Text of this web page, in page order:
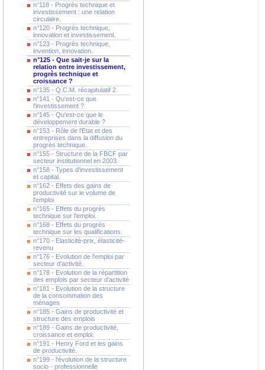
n°118 - Progrès technique et
investissement : une relation
circulaire.
n°120 - Progrès technique,
innovation et investissement.
n°123 - Progrès technique,
invention, innovation.
n°125 - Que sait-je sur la
relation entre investissement,
progrès technique et
croissance ?
n°135 - Q.C.M. récapitulatif 2
n°141 - Qu'est-ce que
l'investissement ?
n°145 - Qu'est-ce que le
développement durable ?
n°153 - Rôle de l'Etat et des
entreprises dans la diffusion du
progrès technique.
n°155 - Structure de la FBCF par
secteur institutionnel en 2003.
n°158 - Types d'investissement
et capital.
n°162 - Effets des gains de
productivité sur le volume de
l'emploi
n°165 - Effets du progrès
technique sur l'emploi.
n°168 - Effets du progrès
technique sur les qualifications.
n°170 - Elasticité-prix, élasticité-
revenu
n°176 - Evolution de l'emploi par
secteur d'activité.
n°178 - Evolution de la répartition
des emplois par secteur d'activité
n°181 - Evolution de la structure
de la consommation des
ménages
n°185 - Gains de productivité et
structure des emplois
n°189 - Gains de productivité,
croissance et emploi.
n°191 - Henry Ford et les gains
de productivité.
n°199 - l'évolution de la structure
socio - professionnelle